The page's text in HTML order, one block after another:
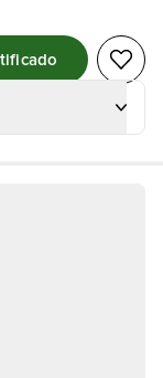
- Ser Notificado